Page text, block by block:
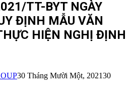
TT-BYT NGÀY
ĐỊNH MẪU VĂN
HIỆN NGHỊ ĐỊNH
30 Tháng Mười Một, 202130